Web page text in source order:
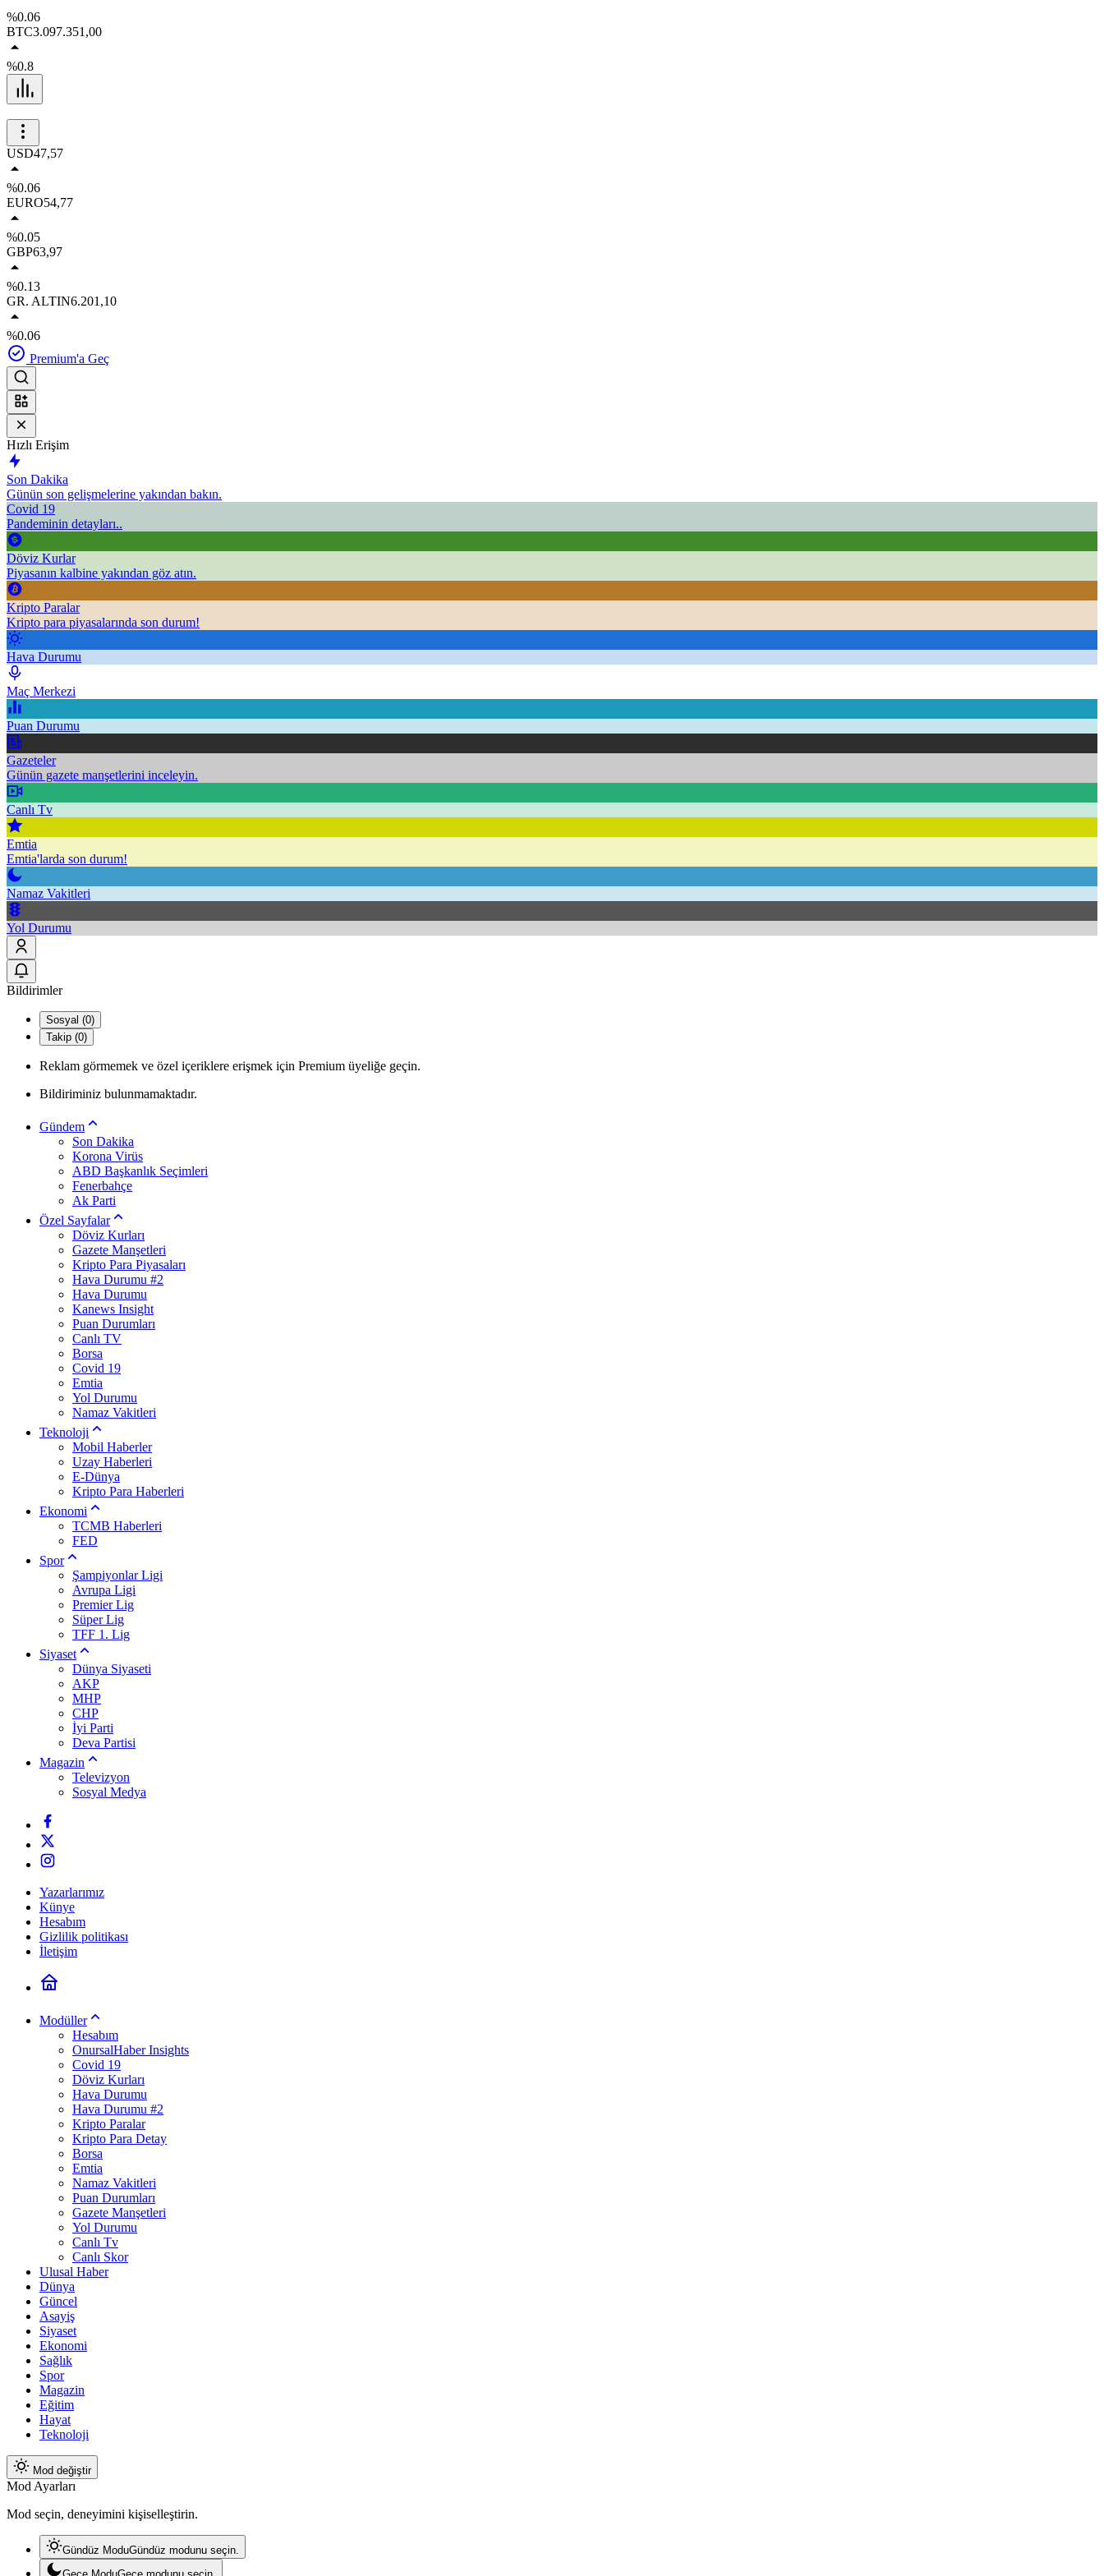
%0.06
BTC3.097.351,00
%0.8
USD47,57
%0.06
EURO54,77
%0.05
GBP63,97
%0.13
GR. ALTIN6.201,10
%0.06
Premium'a Geç
Hızlı Erişim
Son Dakika
Günün son gelişmelerine yakından bakın.
Covid 19
Pandeminin detayları..
Döviz Kurlar
Piyasanın kalbine yakından göz atın.
Kripto Paralar
Kripto para piyasalarında son durum!
Hava Durumu
Maç Merkezi
Puan Durumu
Gazeteler
Günün gazete manşetlerini inceleyin.
Canlı Tv
Emtia
Emtia'larda son durum!
Namaz Vakitleri
Yol Durumu
Bildirimler
Sosyal (0)
Takip (0)
Reklam görmemek ve özel içeriklere erişmek için Premium üyeliğe geçin.
Bildiriminiz bulunmamaktadır.
Gündem
Son Dakika
Korona Virüs
ABD Başkanlık Seçimleri
Fenerbahçe
Ak Parti
Özel Sayfalar
Döviz Kurları
Gazete Manşetleri
Kripto Para Piyasaları
Hava Durumu #2
Hava Durumu
Kanews Insight
Puan Durumları
Canlı TV
Borsa
Covid 19
Emtia
Yol Durumu
Namaz Vakitleri
Teknoloji
Mobil Haberler
Uzay Haberleri
E-Dünya
Kripto Para Haberleri
Ekonomi
TCMB Haberleri
FED
Spor
Şampiyonlar Ligi
Avrupa Ligi
Premier Lig
Süper Lig
TFF 1. Lig
Siyaset
Dünya Siyaseti
AKP
MHP
CHP
İyi Parti
Deva Partisi
Magazin
Televizyon
Sosyal Medya
Yazarlarımız
Künye
Hesabım
Gizlilik politikası
İletişim
Modüller
Hesabım
OnursalHaber Insights
Covid 19
Döviz Kurları
Hava Durumu
Hava Durumu #2
Kripto Paralar
Kripto Para Detay
Borsa
Emtia
Namaz Vakitleri
Puan Durumları
Gazete Manşetleri
Yol Durumu
Canlı Tv
Canlı Skor
Ulusal Haber
Dünya
Güncel
Asayiş
Siyaset
Ekonomi
Sağlık
Spor
Magazin
Eğitim
Hayat
Teknoloji
Mod değiştir
Mod Ayarları
Mod seçin, deneyimini kişiselleştirin.
Gündüz ModuGündüz modunu seçin.